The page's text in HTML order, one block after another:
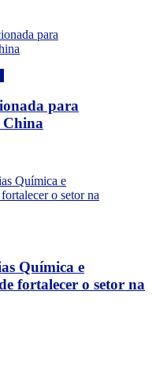
para
China
Química e
fortalecer o setor na